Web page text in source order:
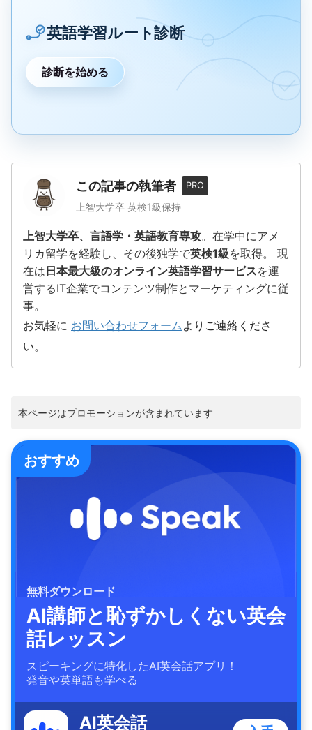
英語学習ルート診断
診断を始める
この記事の執筆者 PRO
上智大学卒 英検1級保持
上智大学卒、言語学・英語教育専攻。在学中にアメ
リカ留学を経験し、その後独学で英検1級を取得。 現
在は日本最大級のオンライン英語学習サービスを運
営するIT企業でコンテンツ制作とマーケティングに従
事。
お気軽に お問い合わせフォーム よりご連絡くださ
い。
本ページはプロモーションが含まれています
おすすめ
無料ダウンロード
AI講師と恥ずかしくない英会
話レッスン
スピーキングに特化したAI英会話アプリ！
発音や英単語も学べる
AI英会話